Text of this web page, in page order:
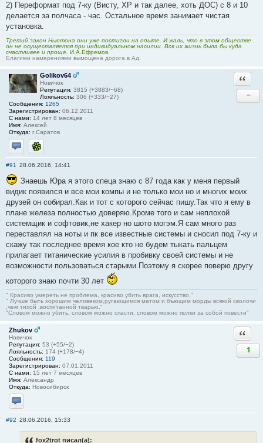
2) Переформат под 7-ку (Висту, ХР и так далее, хоть ДОС) с 8 и 10
делается за полчаса - час. Остальное время занимает чистая
установка.
Третий закон Ньютона они уже постигли на опыте. И жаль, что в этом обществе
он не осуществляется при индивидуальном насилии. Вся их жизнь была бы куда
счастливее и проще. И.А.Ефремов.
Благими намерениями вымощена дорога в Ад.
Golikov64
Новичок
Репутация: 3815 (+3883/−68)
Лояльность: 306 (+333/−27)
Сообщения: 1265
Зарегистрирован: 06.12.2011
С нами: 14 лет 8 месяцев
Имя: Алексей
Откуда: г.Саратов
Отправить личное сообщение
ICQ
−
#91 28.06.2016, 14:41
Знаешь Юра я этого спеца знаю с 87 года как у меня первый
видик появился и все мои компы и не только мои но и многих моих
друзей он собирал.Как и тот с которого сейчас пишу.Так что я ему в
плане железа полностью доверяю.Кроме того и сам неплохой
системщик и софтовик,не хакер но шото могэм.Я сам много раз
переставлял на ноты и пк все известные системы и сносил под 7-ку и
скажу так последнее время кое кто не будем тыкать пальцем
прилагает титанические усилия в пробивку своей системы и не
возможности пользоваться старыми.Поэтому я скорее поверю другу
которого знаю почти 30 лет
" Красиво умереть не проблема, красиво убить врага, искусство."
" Лучше быть хорошим человеком,ругающимся матом и бъющим морды всякой сволочи
,чем тихой ,воспитанной тварью."
"Словом можно убить, словом можно спасти, словом можно полки за собой повести"
Zhukov
Новичок
Репутация: 53 (+55/−2)
Лояльность: 174 (+178/−4)
Сообщения: 119
Зарегистрирован: 07.01.2011
С нами: 15 лет 7 месяцев
Имя: Александр
Откуда: Новосибирск
Отправить личное сообщение
1
#92 28.06.2016, 15:33
fox2trot писал(а):